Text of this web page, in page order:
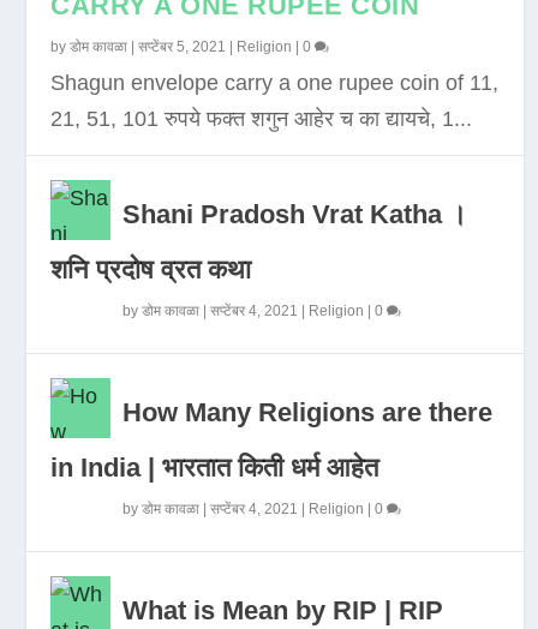
byडोम कावळा |सप्टेंबर 5, 2021 Religion |0
Shagun envelope carry a one rupee coin of 11,
21, 51, 101 रुपये फक्त शगुन आहेर च का द्यायचे, 1...
Shani Pradosh Vrat Katha ।
शनि प्रदोष व्रत कथा
byडोम कावळा |सप्टेंबर 4, 2021 Religion |0
How Many Religions are there
in India | भारतात किती धर्म आहेत
byडोम कावळा |सप्टेंबर 4, 2021 Religion |0
What is Mean by RIP | RIP